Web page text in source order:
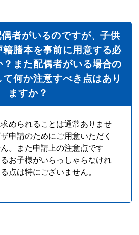
者がいるのですが、子供
籍謄本を事前に用意する必
また配偶者がいる場合の
て何か注意すべき点はあり
ますか？
められることは通常ありませ
申請のためにご用意いただく
。また申請上の注意点です
お子様がいらっしゃらなけれ
点は特にございません。